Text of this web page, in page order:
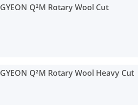
GYEON Q²M Rotary Wool Cut
GYEON Q²M Rotary Wool Heavy Cut